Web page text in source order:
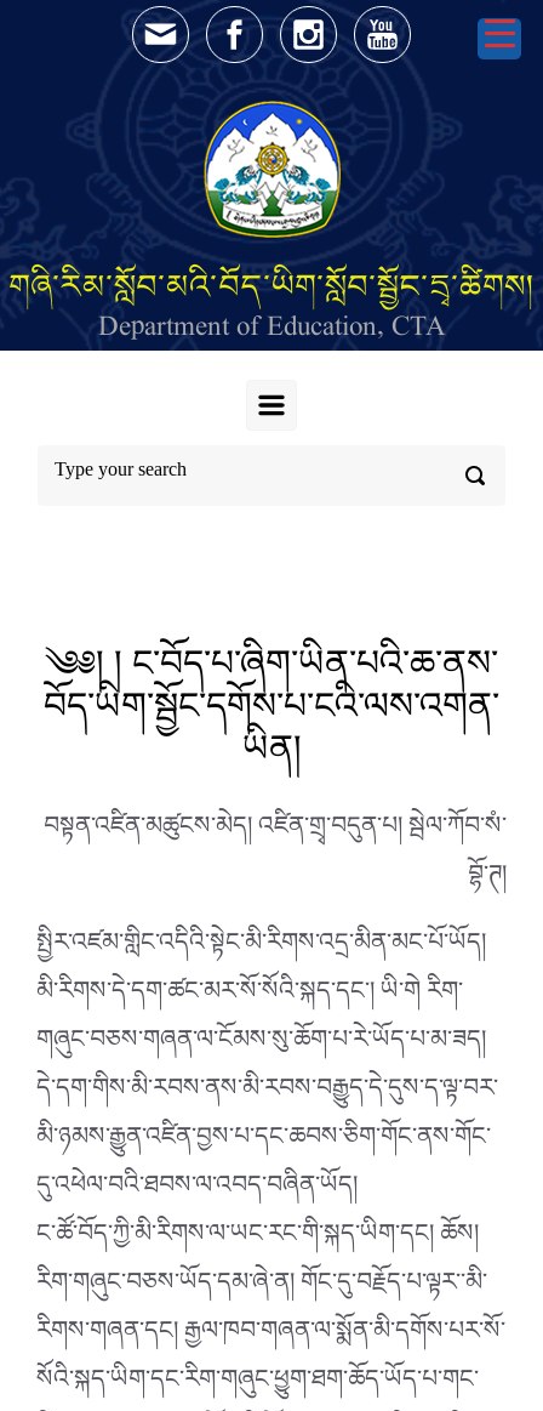
Skip to main content
གཞི་རིམ་སློབ་མའི་བོད་ཡིག་སློབ་སྦྱོང་དྲྭ་ཚིགས།
Department of Education, CTA
༄༅། ། ང་བོད་པ་ཞིག་ཡིན་པའི་ཆ་ནས་
བོད་ཡིག་སྦྱོང་དགོས་པ་ངའི་ལས་འགན་
ཡིན།
བསྟན་འཛིན་མཚུངས་མེད། འཛིན་གྲྭ་བདུན་པ། སྦེལ་ཀོབ་སཾ་
བྷོ་ཊ།
སྤྱིར་འཛམ་གླིང་འདིའི་སྟེང་མི་རིགས་འདྲ་མིན་མང་པོ་ཡོད།
མི་རིགས་དེ་དག་ཚང་མར་སོ་སོའི་སྐད་དང་། ཡི་གེ རིག་
གཞུང་བཅས་གཞན་ལ་ངོམས་སུ་ཆོག་པ་རེ་ཡོད་པ་མ་ཟད།
དེ་དག་གིས་མི་རབས་ནས་མི་རབས་བརྒྱུད་དེ་དུས་ད་ལྟ་བར་
མི་ཉམས་རྒྱུན་འཛིན་བྱས་པ་དང་ཆབས་ཅིག་གོང་ནས་གོང་
དུ་འཕེལ་བའི་ཐབས་ལ་འབད་བཞིན་ཡོད།
ང་ཚོ་བོད་ཀྱི་མི་རིགས་ལ་ཡང་རང་གི་སྐད་ཡིག་དང། ཆོས།
རིག་གཞུང་བཅས་ཡོད་དམ་ཞེ་ན། གོང་དུ་བརྗོད་པ་ལྟར་་མི་
རིགས་གཞན་དང། རྒྱལ་ཁབ་གཞན་ལ་སྨོན་མི་དགོས་པར་སོ་
སོའི་སྐད་ཡིག་དང་རིག་གཞུང་ཕྱུག་ཐག་ཆོད་ཡོད་པ་གང་